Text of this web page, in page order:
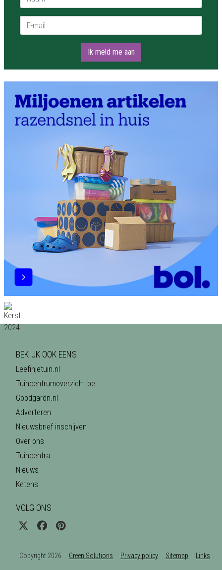
E-mail *
Ik meld me aan
BEKIJK OOK EENS
Leefinjetuin.nl
Tuincentrumoverzicht.be
Goodgardn.nl
Adverteren
Nieuwsbrief inschijven
Over ons
Tuincentra
Nieuws
Ketens
VOLG ONS
Copyright 2026 Green Solutions Privacy policy Sitemap Links